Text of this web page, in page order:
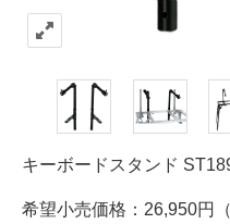
キーボードスタンド
希望小売価格：26,950円（